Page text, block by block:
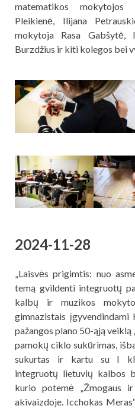
matematikos mokytojos
Pleikienė, Ilijana
mokytoja Rasa Gabšytė,
Burzdžius ir kiti kolegos bei
2024-11-28
„Laisvės prigimtis: nuo
temą gvildenti integruotų
kalbų ir muzikos
gimnazistais įgyvendindami
pažangos plano 50-ąją
pamokų ciklo sukūrimas,
sukurtas ir kartu su I
integruotų lietuvių kalbos
kurio potemė „Žmogaus
akivaizdoje. Icchokas